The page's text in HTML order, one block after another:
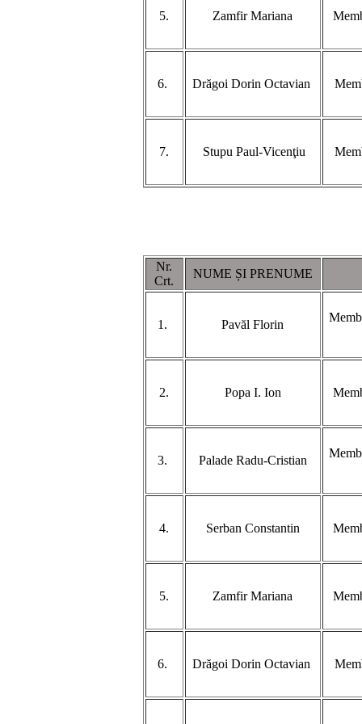
5. Zamfir Mariana
6. Drăgoi Dorin Octavian
7. Stupu Paul-Vicenţiu
Nr.
Crt.
NUME ȘI PRENUME
1. Pavăl Florin
2. Popa I. Ion
3. Palade Radu-Cristian
4. Serban Constantin
5. Zamfir Mariana
6. Drăgoi Dorin Octavian